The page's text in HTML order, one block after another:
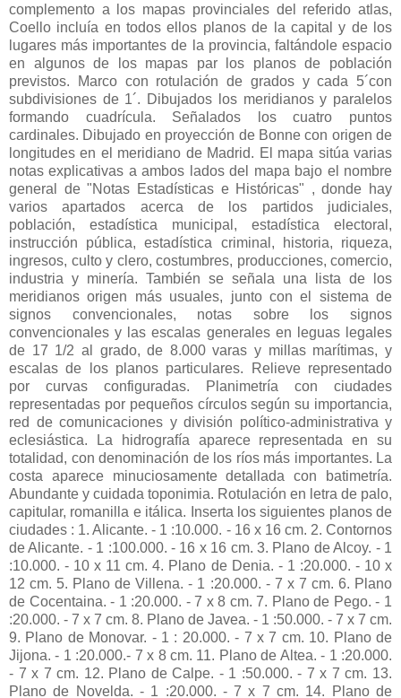
complemento a los mapas provinciales del referido atlas,
Coello incluía en todos ellos planos de la capital y de los
lugares más importantes de la provincia, faltándole espacio
en algunos de los mapas par los planos de población
previstos. Marco con rotulación de grados y cada 5´con
subdivisiones de 1´. Dibujados los meridianos y paralelos
formando cuadrícula. Señalados los cuatro puntos
cardinales. Dibujado en proyección de Bonne con origen de
longitudes en el meridiano de Madrid. El mapa sitúa varias
notas explicativas a ambos lados del mapa bajo el nombre
general de "Notas Estadísticas e Históricas" , donde hay
varios apartados acerca de los partidos judiciales,
población, estadística municipal, estadística electoral,
instrucción pública, estadística criminal, historia, riqueza,
ingresos, culto y clero, costumbres, producciones, comercio,
industria y minería. También se señala una lista de los
meridianos origen más usuales, junto con el sistema de
signos convencionales, notas sobre los signos
convencionales y las escalas generales en leguas legales
de 17 1/2 al grado, de 8.000 varas y millas marítimas, y
escalas de los planos particulares. Relieve representado
por curvas configuradas. Planimetría con ciudades
representadas por pequeños círculos según su importancia,
red de comunicaciones y división político-administrativa y
eclesiástica. La hidrografía aparece representada en su
totalidad, con denominación de los ríos más importantes. La
costa aparece minuciosamente detallada con batimetría.
Abundante y cuidada toponimia. Rotulación en letra de palo,
capitular, romanilla e itálica. Inserta los siguientes planos de
ciudades : 1. Alicante. - 1 :10.000. - 16 x 16 cm. 2. Contornos
de Alicante. - 1 :100.000. - 16 x 16 cm. 3. Plano de Alcoy. - 1
:10.000. - 10 x 11 cm. 4. Plano de Denia. - 1 :20.000. - 10 x
12 cm. 5. Plano de Villena. - 1 :20.000. - 7 x 7 cm. 6. Plano
de Cocentaina. - 1 :20.000. - 7 x 8 cm. 7. Plano de Pego. - 1
:20.000. - 7 x 7 cm. 8. Plano de Javea. - 1 :50.000. - 7 x 7 cm.
9. Plano de Monovar. - 1 : 20.000. - 7 x 7 cm. 10. Plano de
Jijona. - 1 :20.000.- 7 x 8 cm. 11. Plano de Altea. - 1 :20.000.
- 7 x 7 cm. 12. Plano de Calpe. - 1 :50.000. - 7 x 7 cm. 13.
Plano de Novelda. - 1 :20.000. - 7 x 7 cm. 14. Plano de